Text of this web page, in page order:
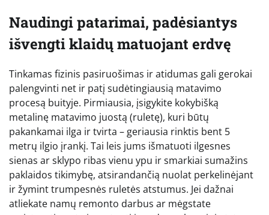
Naudingi patarimai, padėsiantys
išvengti klaidų matuojant erdvę
Tinkamas fizinis pasiruošimas ir atidumas gali gerokai
palengvinti net ir patį sudėtingiausią matavimo
procesą buityje. Pirmiausia, įsigykite kokybišką
metalinę matavimo juostą (ruletę), kuri būtų
pakankamai ilga ir tvirta – geriausia rinktis bent 5
metrų ilgio įrankį. Tai leis jums išmatuoti ilgesnes
sienas ar sklypo ribas vienu ypu ir smarkiai sumažins
paklaidos tikimybę, atsirandančią nuolat perkelinėjant
ir žymint trumpesnės ruletės atstumus. Jei dažnai
atliekate namų remonto darbus ar mėgstate